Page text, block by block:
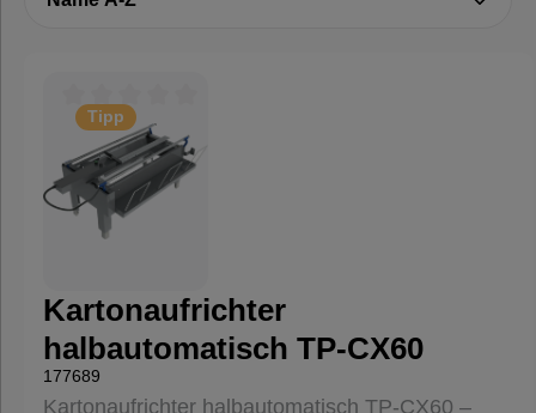
Tipp
Durchschnittliche Bewertung von 0 von 5 Sternen
Kartonaufrichter
halbautomatisch TP-CX60
177689
Kartonaufrichter halbautomatisch TP-CX60 –